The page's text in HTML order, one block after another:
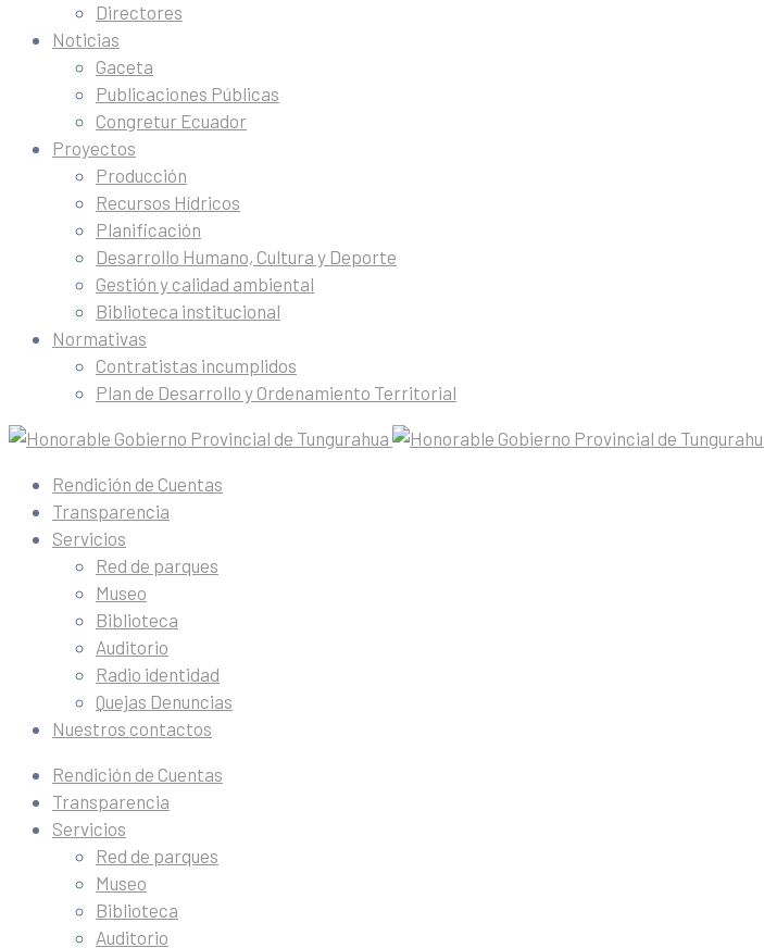
Directores
Noticias
Gaceta
Publicaciones Públicas
Congretur Ecuador
Proyectos
Producción
Recursos Hídricos
Planificación
Desarrollo Humano, Cultura y Deporte
Gestión y calidad ambiental
Biblioteca institucional
Normativas
Contratistas incumplidos
Plan de Desarrollo y Ordenamiento Territorial
Rendición de Cuentas
Transparencia
Servicios
Red de parques
Museo
Biblioteca
Auditorio
Radio identidad
Quejas Denuncias
Nuestros contactos
Rendición de Cuentas
Transparencia
Servicios
Red de parques
Museo
Biblioteca
Auditorio